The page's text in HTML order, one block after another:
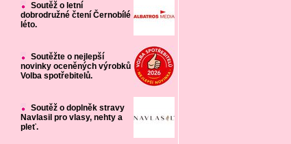
Soutěž o letní
dobrodružné čtení Černobílé
léto.
Soutěžte o nejlepší
novinky oceněných výrobků
Volba spotřebitelů.
Soutěž o doplněk stravy
Navlasil pro vlasy, nehty a
pleť.